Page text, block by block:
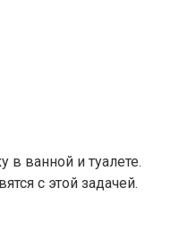
в ванной и туалете.
с этой задачей.